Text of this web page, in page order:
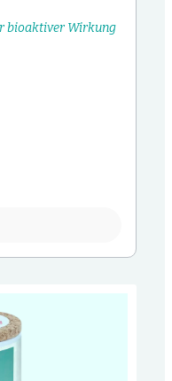
bioaktiver Wirkung